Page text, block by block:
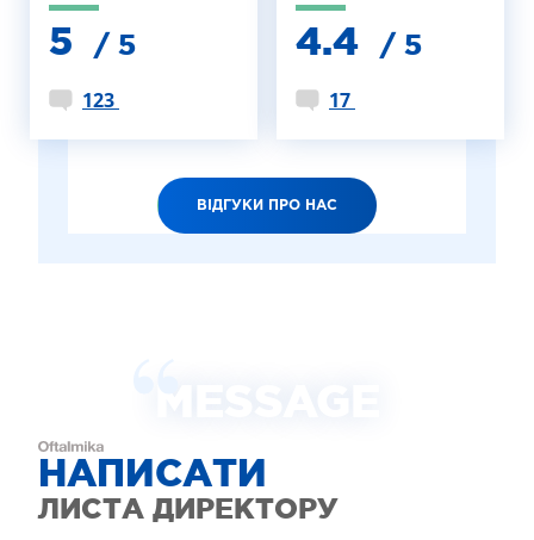
5 / 5
123
4.4 / 5
17
ВІДГУКИ ПРО НАС
НАПИСАТИ
ЛИСТА ДИРЕКТОРУ